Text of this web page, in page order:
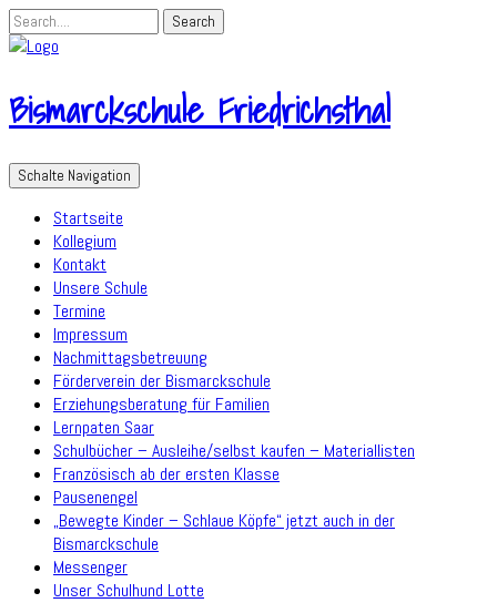
Bismarckschule Friedrichsthal
Schalte Navigation
Startseite
Kollegium
Kontakt
Unsere Schule
Termine
Impressum
Nachmittagsbetreuung
Förderverein der Bismarckschule
Erziehungsberatung für Familien
Lernpaten Saar
Schulbücher – Ausleihe/selbst kaufen – Materiallisten
Französisch ab der ersten Klasse
Pausenengel
„Bewegte Kinder – Schlaue Köpfe“ jetzt auch in der
Bismarckschule
Messenger
Unser Schulhund Lotte